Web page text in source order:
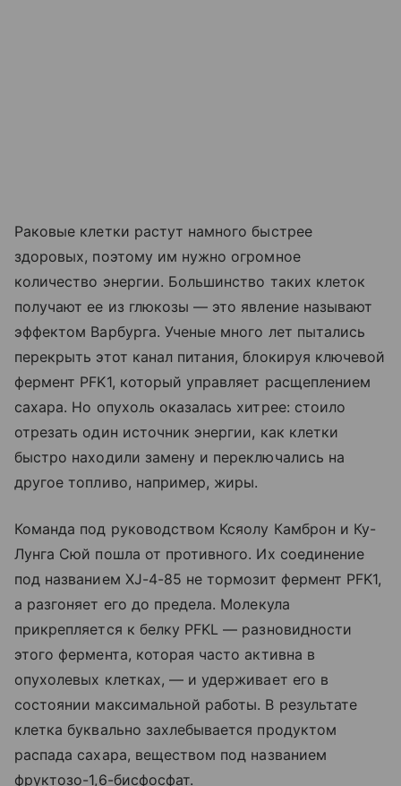
Раковые клетки растут намного быстрее
здоровых, поэтому им нужно огромное
количество энергии. Большинство таких клеток
получают ее из глюкозы — это явление называют
эффектом Варбурга. Ученые много лет пытались
перекрыть этот канал питания, блокируя ключевой
фермент PFK1, который управляет расщеплением
сахара. Но опухоль оказалась хитрее: стоило
отрезать один источник энергии, как клетки
быстро находили замену и переключались на
другое топливо, например, жиры.
Команда под руководством Ксяолу Камброн и Ку-
Лунга Сюй пошла от противного. Их соединение
под названием XJ-4-85 не тормозит фермент PFK1,
а разгоняет его до предела. Молекула
прикрепляется к белку PFKL — разновидности
этого фермента, которая часто активна в
опухолевых клетках, — и удерживает его в
состоянии максимальной работы. В результате
клетка буквально захлебывается продуктом
распада сахара, веществом под названием
фруктозо-1,6-бисфосфат.